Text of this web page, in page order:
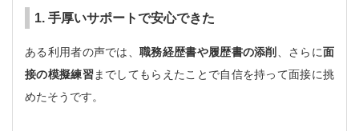
1. 手厚いサポートで安心できた
ある利用者の声では、職務経歴書や履歴書の添削 、さらに面
接の模擬練習までしてもらえたことで自信を持って面接に挑
めたそうです。